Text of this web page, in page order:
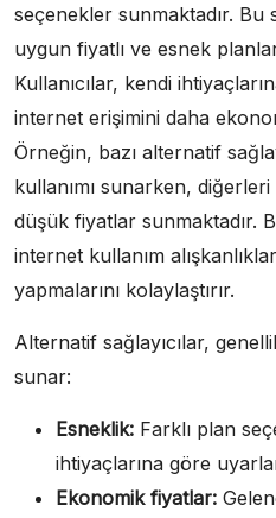
seçenekler sunmaktadır. Bu
uygun fiyatlı ve esnek
Kullanıcılar, kendi
internet erişimini daha
Örneğin, bazı alternatif
kullanımı sunarken,
düşük fiyatlar sunmaktadır.
internet kullanım
yapmalarını kolaylaştırır.
Alternatif sağlayıcılar,
sunar:
Esneklik: Farklı plan
ihtiyaçlarına göre
Ekonomik fiyatlar: